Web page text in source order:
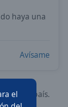
el
haya una
Avísame
del país.